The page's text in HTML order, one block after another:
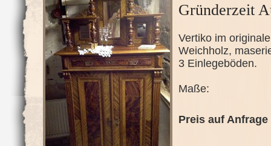
Gründerzeit
Vertiko im
Weichholz,
3 Einlegeböden.
Maße:
Preis auf Anfrage